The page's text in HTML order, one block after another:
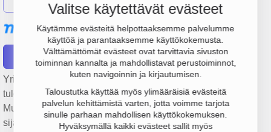
Valitse käytettävät evästeet
Käytämme evästeitä helpottaaksemme palvelumme
käyttöä ja parantaaksemme käyttökokemusta.
Välttämättömät evästeet ovat tarvittavia sivuston
toiminnan kannalta ja mahdollistavat perustoiminnot,
kuten navigoinnin ja kirjautumisen.
Taloustutka käyttää myös ylimääräisiä evästeitä
palvelun kehittämistä varten, jotta voimme tarjota
sinulle parhaan mahdollisen käyttökokemuksen.
Hyväksymällä kaikki evästeet sallit myös
WPP Media Finland Oy
Raportit
Yrityksen WPP Media Finland Oy liikevaihto on 95.9 milj. €,
tulos -1.5 milj. € ja henkilöstömäärä 90. Sen päätoimiala on
Muu mainostoimistojen toiminta, perustamisvuosi 2008 ja
sijainti Helsinki. Yrityksen yhtiömuoto Osakeyhtiö (OY).